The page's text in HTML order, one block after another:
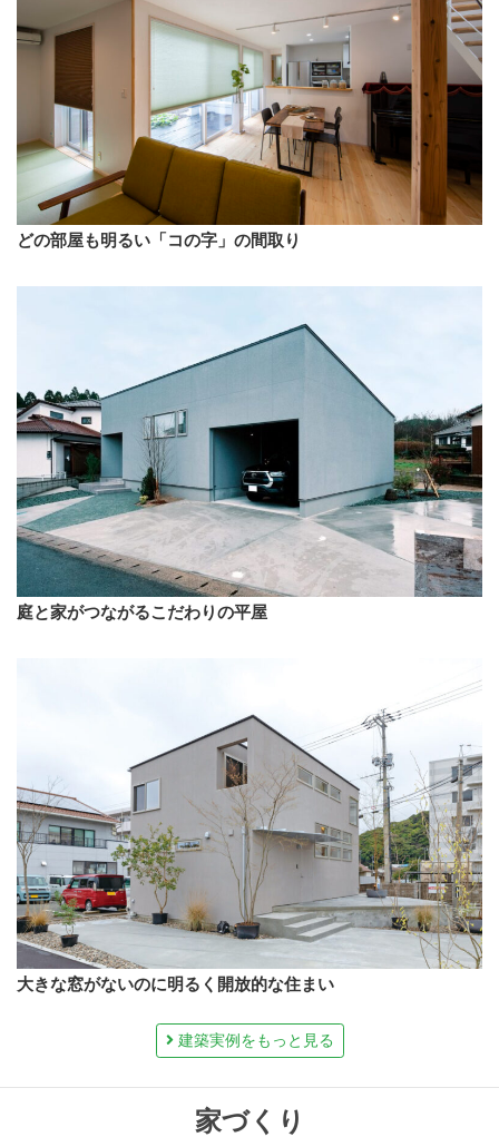
どの部屋も明るい「コの字」の間取り
庭と家がつながるこだわりの平屋
大きな窓がないのに明るく開放的な住まい
建築実例をもっと見る
家づくり